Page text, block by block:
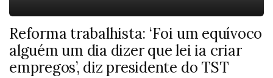
Reforma trabalhista: ‘Foi um equívoco
alguém um dia dizer que lei ia criar
empregos’, diz presidente do TST